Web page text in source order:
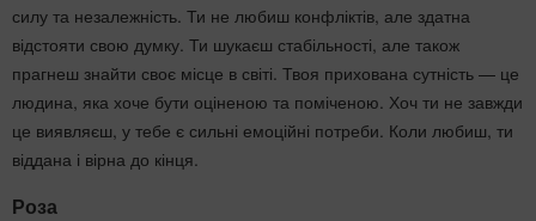
силу та незалежність. Ти не любиш конфліктів, але здатна
відстояти свою думку. Ти шукаєш стабільності, але також
прагнеш знайти своє місце в світі. Твоя прихована сутність — це
людина, яка хоче бути оціненою та поміченою. Хоч ти не завжди
це виявляєш, у тебе є сильні емоційні потреби. Коли любиш, ти
віддана і вірна до кінця.
Роза